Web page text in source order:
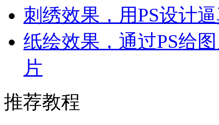
刺绣效果，用PS设计
纸绘效果，通过PS给
片
推荐教程